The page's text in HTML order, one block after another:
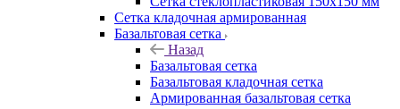
Сетка кладочная армированная
Базальтовая сетка
Назад
Базальтовая сетка
Базальтовая кладочная сетка
Армированная базальтовая сетка